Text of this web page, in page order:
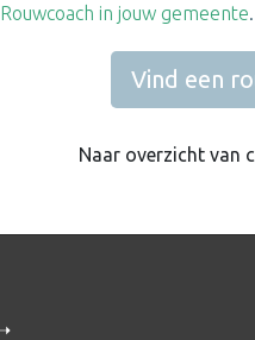
Rouwcoach in jouw gemeente.
Vind een
Naar overzicht van